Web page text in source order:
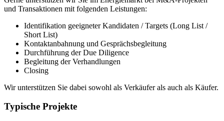
und Transaktionen mit folgenden Leistungen:
Identifikation geeigneter Kandidaten / Targets (Long List /
Short List)
Kontaktanbahnung und Gesprächsbegleitung
Durchführung der Due Diligence
Begleitung der Verhandlungen
Closing
Wir unterstützen Sie dabei sowohl als Verkäufer als auch als Käufer.
Typische Projekte